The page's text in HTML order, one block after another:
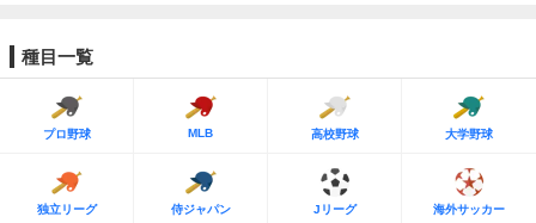
種目一覧
プロ野球 MLB 高校野球 大学野球
独立リーグ 侍ジャパン Jリーグ 海外サッカー